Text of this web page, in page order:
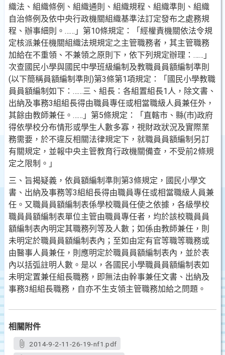
織法、組織條例、組織通則、組織規程、組織準則、組織
自治條例及依中央行政機關組織基準法訂定發布之處務規
程、辦事細則。……」第10條規定：「經權責機關依法令規
定核派兼任機關組織法規規定之主管職務者，其主管職務
加給在不重領、不兼領之原則下，依下列規定辦理：……」
次查國民小學與國民中學班級編制及教職員員額編制 準則
(以下簡稱員額編制準則)第3條第1項規定：「國民小學教職
員員額編制如下：……三、組長：各組置組長1人， 除文書、
出納及事務3組組長得由職員專任或相當職級人員兼任外，
其餘由教師兼任。……」第5條規定：「直轄市、縣(市)政府
得依學校分布情形或學生人數多寡，視財政狀況及實際業
務需要，於不違反相關法律規定下，就職員 員額編制另訂
有關規定，並報中央主管教育行政機關備查 ，不受前2條規
定之限制。」
三、旨揭疑義，依員額編制準則第3條規定，國民小學文
書、 出納及事務等3組組長得由職員專任或相當職級人員兼
任。 又職員員額編制表係學校職員任使之依據，各級學校
職員 員額編制表單位主管由職員專任者，均於該校職員員
額編制表內明定其職務列等及人數；如係由教師兼任，則
未明定於職員員額編制表內；至如由定有官等職等職務或
由醫事人員兼任，則應明定於職員員額編制表內，並於表
內以括弧註明人數。是以，各國民小學職員員額編制表如
未明定置兼任組長職務，即無法由幹事兼任文書、出納及
事務3組組長職務，自亦不生支領主管職務加給之問題。
相關附件
2014-9-2-11-26-19-nf1.pdf